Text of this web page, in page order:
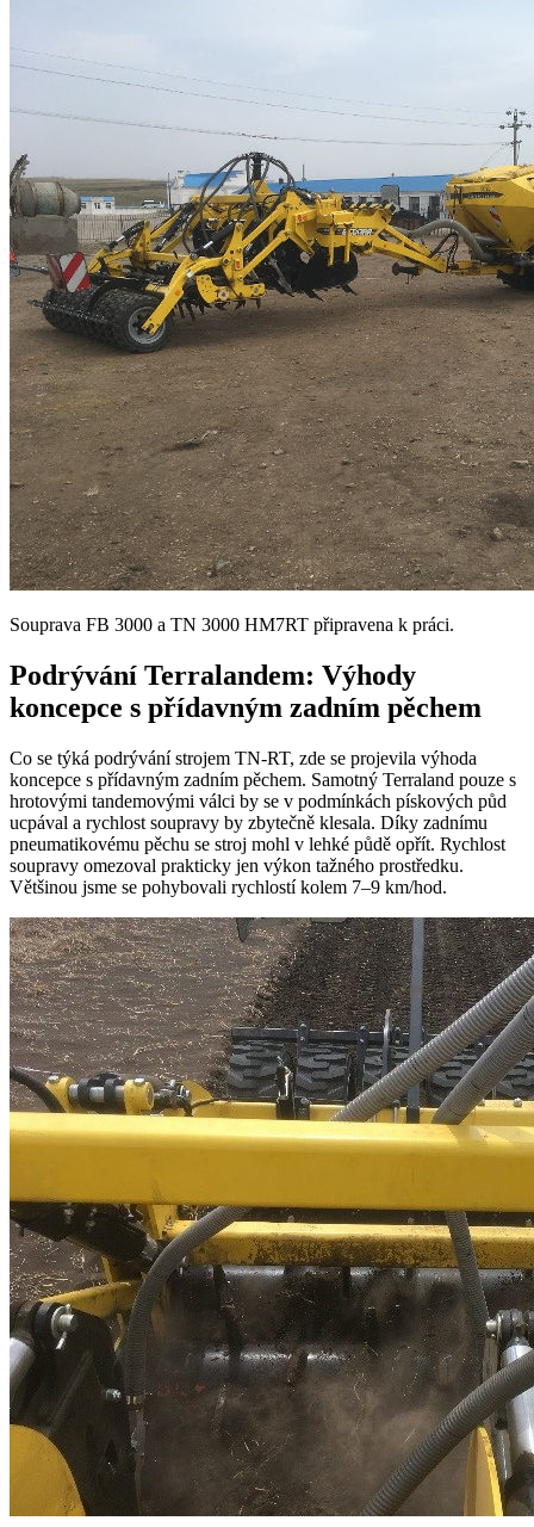
Souprava FB 3000 a TN 3000 HM7RT připravena k práci.
Podrývání Terralandem: Výhody
koncepce s přídavným zadním pěchem
Co se týká podrývání strojem TN-RT, zde se projevila výhoda
koncepce s přídavným zadním pěchem. Samotný Terraland pouze s
hrotovými tandemovými válci by se v podmínkách pískových půd
ucpával a rychlost soupravy by zbytečně klesala. Díky zadnímu
pneumatikovému pěchu se stroj mohl v lehké půdě opřít. Rychlost
soupravy omezoval prakticky jen výkon tažného prostředku.
Většinou jsme se pohybovali rychlostí kolem 7–9 km/hod.